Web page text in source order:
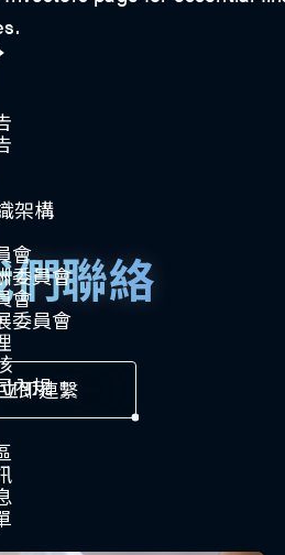
架構
會
委員會
會
委員會
內規​​
們聯絡
即連繫